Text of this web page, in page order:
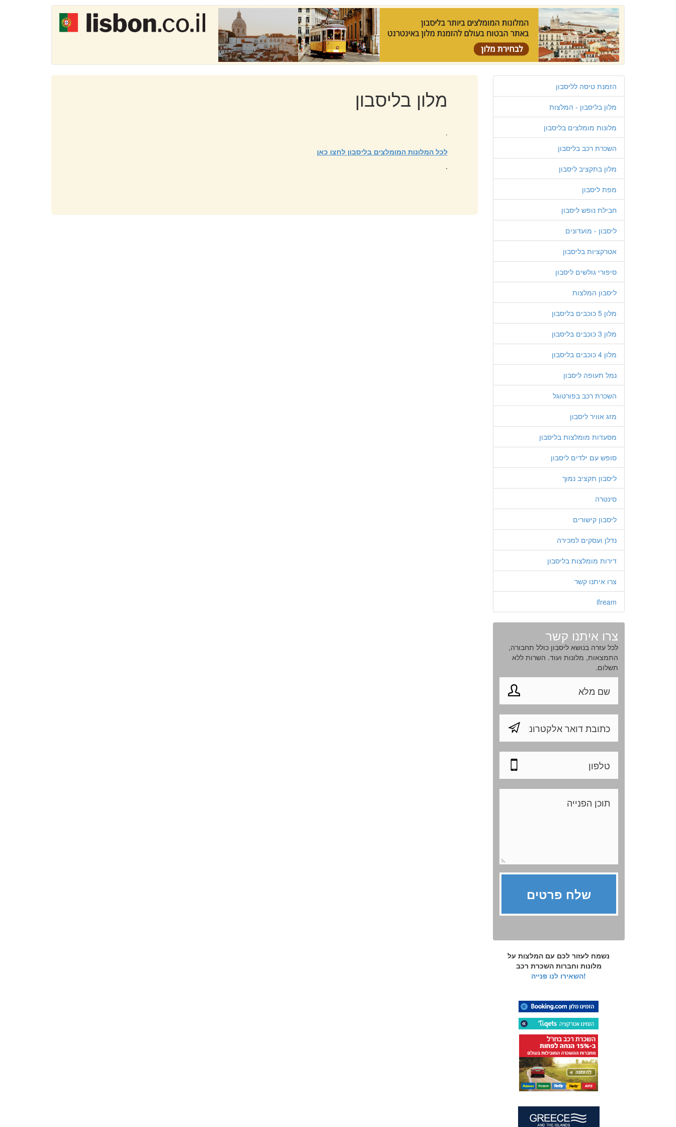
מלון בליסבון
.
לכל המלונות המומלצים בליסבון לחצו כאן
.
הזמנת טיסה לליסבון
מלון בליסבון - המלצות
מלונות מומלצים בליסבון
השכרת רכב בליסבון
מלון בתקציב ליסבון
מפת ליסבון
חבילת נופש ליסבון
ליסבון - מועדונים
אטרקציות בליסבון
סיפורי גולשים ליסבון
ליסבון המלצות
מלון 5 כוכבים בליסבון
מלון 3 כוכבים בליסבון
מלון 4 כוכבים בליסבון
נמל תעופה ליסבון
השכרת רכב בפורטוגל
מזג אוויר ליסבון
מסעדות מומלצות בליסבון
סופש עם ילדים ליסבון
ליסבון תקציב נמוך
סינטרה
ליסבון קישורים
נדלן ועסקים למכירה
דירות מומלצות בליסבון
צרו איתנו קשר
ifream
צרו איתנו קשר
לכל עזרה בנושא ליסבון כולל תחבורה,
התמצאות, מלונות ועוד. השרות ללא
תשלום.
מלונות וחברות השכרת רכב
השאירו לנו פנייה!